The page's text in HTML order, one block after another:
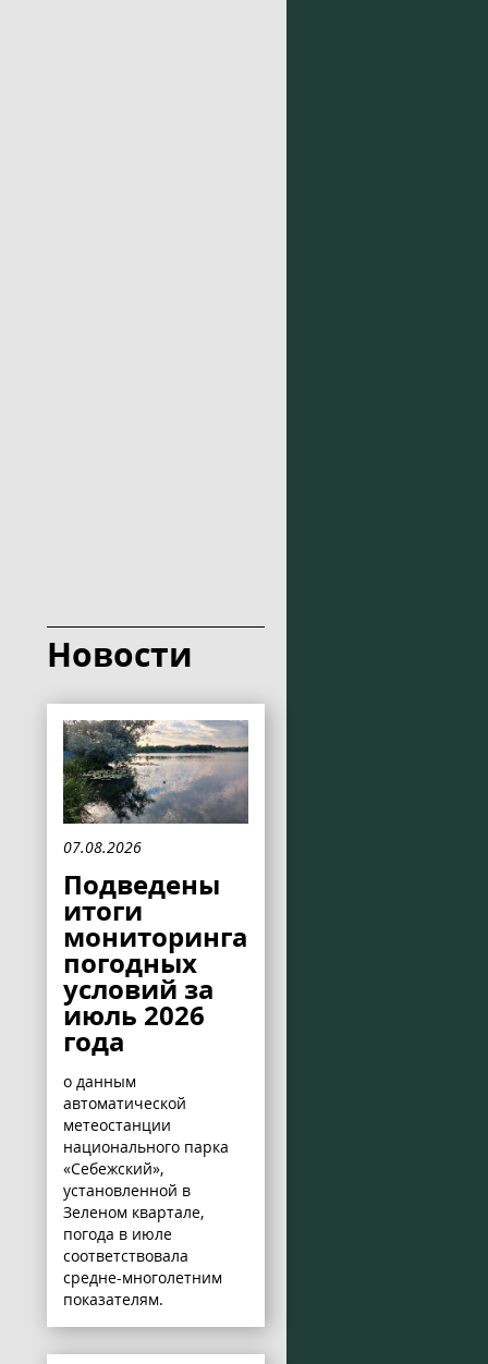
Новости
07.08.2026
Подведены
итоги
мониторинга
погодных
условий за
июль 2026
года
о данным
автоматической
метеостанции
национального парка
«Себежский»,
установленной в
Зеленом квартале,
погода в июле
соответствовала
средне-многолетним
показателям.